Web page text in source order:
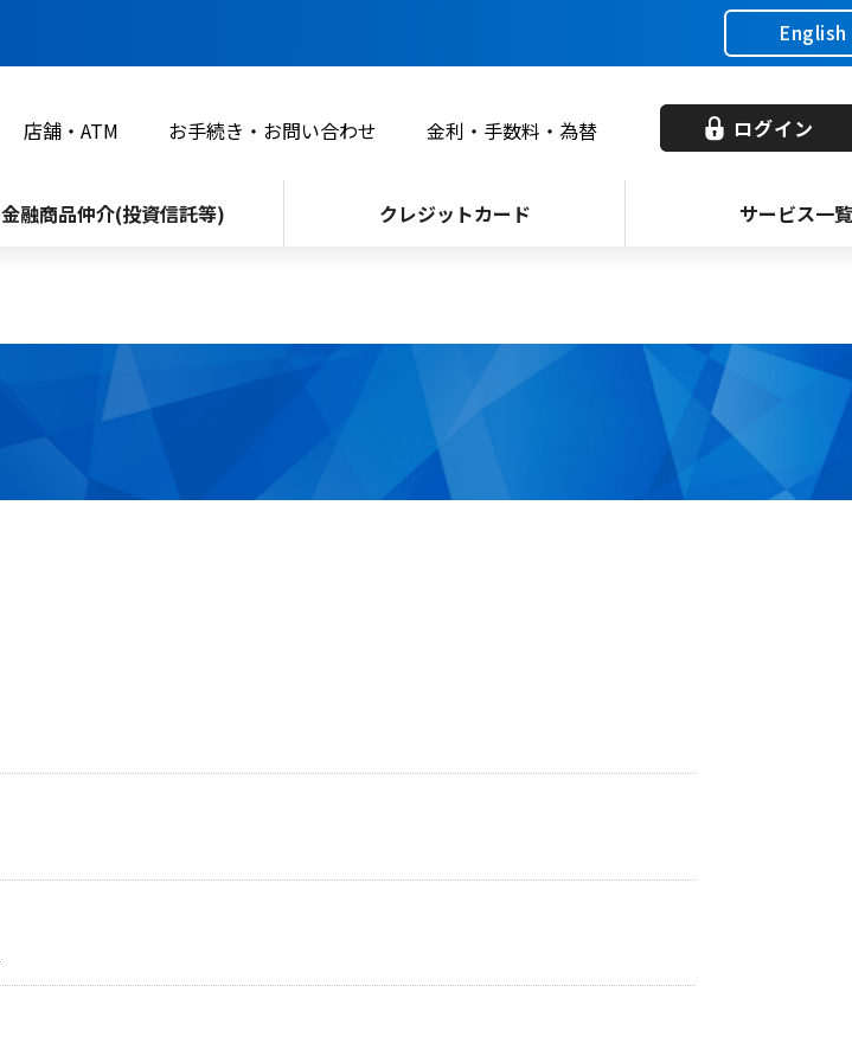
店舗・ATM お手続き・お問い合わせ 金利・手数料・為替
金融商品仲介(投資信託等) クレジットカード サービス一覧
English
ログイン